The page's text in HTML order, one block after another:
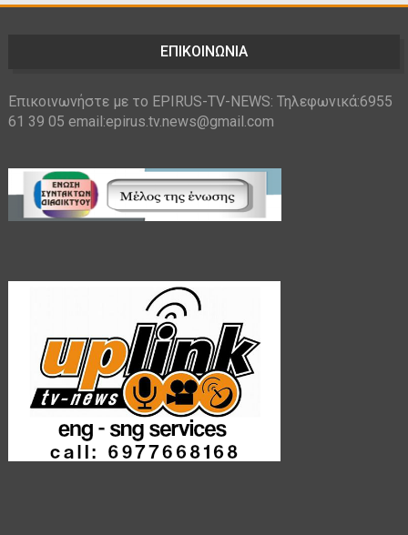
ΕΠΙΚΟΙΝΩΝΙΑ
Επικοινωνήστε με το EPIRUS-TV-NEWS: Τηλεφωνικά:6955
61 39 05 email:epirus.tv.news@gmail.com